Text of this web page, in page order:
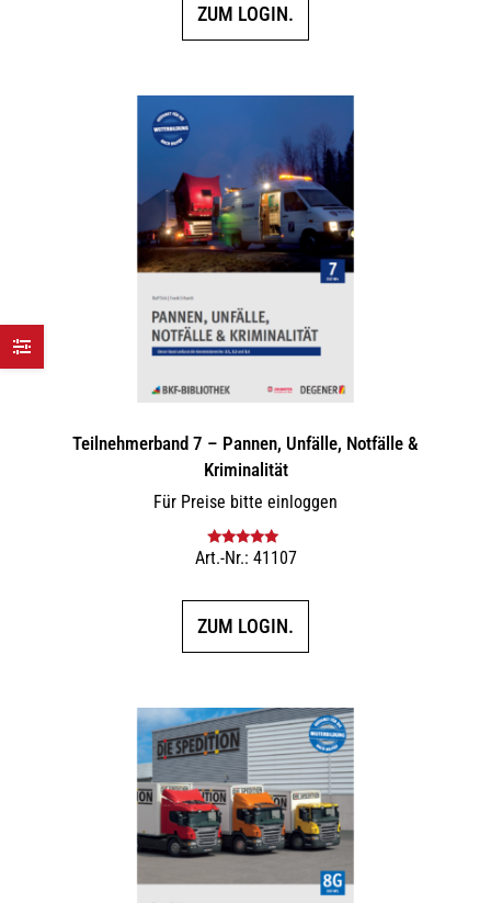
ZUM LOGIN.
Teilnehmerband 7 – Pannen, Unfälle, Notfälle &
Kriminalität
Für Preise bitte einloggen
Bewertet mit
Art.-Nr.: 41107
ZUM LOGIN.